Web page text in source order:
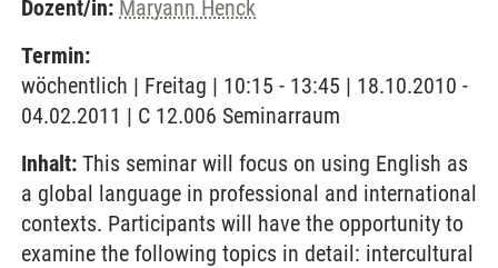
Dozent/in: Maryann Henck
Termin:
wöchentlich | Freitag | 10:15 - 13:45 | 18.10.2010 -
04.02.2011 | C 12.006 Seminarraum
Inhalt: This seminar will focus on using English as
a global language in professional and international
contexts. Participants will have the opportunity to
examine the following topics in detail: intercultural